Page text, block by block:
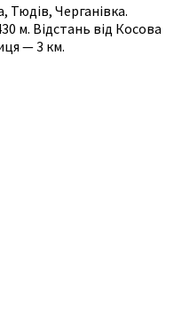
Тюдів, Черганівка.
м. Відстань від Косова
— 3 км.